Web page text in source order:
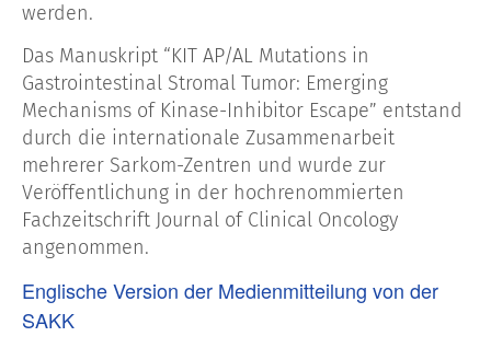
werden.
Das Manuskript “KIT AP/AL Mutations in
Gastrointestinal Stromal Tumor: Emerging
Mechanisms of Kinase-Inhibitor Escape” entstand
durch die internationale Zusammenarbeit
mehrerer Sarkom-Zentren und wurde zur
Veröffentlichung in der hochrenommierten
Fachzeitschrift Journal of Clinical Oncology
angenommen.
Englische Version der Medienmitteilung von der
SAKK